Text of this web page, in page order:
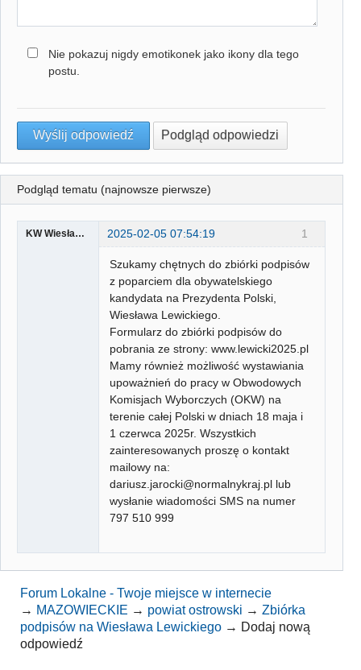
Nie pokazuj nigdy emotikonek jako ikony dla tego
postu.
Podgląd tematu (najnowsze pierwsze)
1
KW Wiesława Lewickiego 2025-02-05 07:54:19
Szukamy chętnych do zbiórki podpisów
z poparciem dla obywatelskiego
kandydata na Prezydenta Polski,
Wiesława Lewickiego.
Formularz do zbiórki podpisów do
pobrania ze strony: www.lewicki2025.pl
Mamy również możliwość wystawiania
upoważnień do pracy w Obwodowych
Komisjach Wyborczych (OKW) na
terenie całej Polski w dniach 18 maja i
1 czerwca 2025r. Wszystkich
zainteresowanych proszę o kontakt
mailowy na:
dariusz.jarocki@normalnykraj.pl lub
wysłanie wiadomości SMS na numer
797 510 999
Forum Lokalne - Twoje miejsce w internecie
→ MAZOWIECKIE → powiat ostrowski →Zbiórka
podpisów na Wiesława Lewickiego → Dodaj nową
odpowiedź